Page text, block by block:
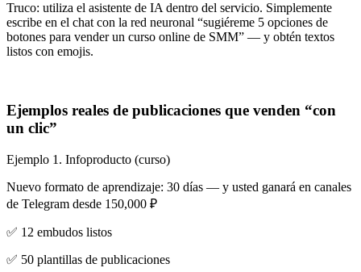
Truco: utiliza el asistente de IA dentro del servicio. Simplemente
escribe en el chat con la red neuronal “sugiéreme 5 opciones de
botones para vender un curso online de SMM” — y obtén textos
listos con emojis.
Ejemplos reales de publicaciones que venden “con
un clic”
Ejemplo 1. Infoproducto (curso)
Nuevo formato de aprendizaje: 30 días — y usted ganará en canales
de Telegram desde 150,000 ₽
✅ 12 embudos listos
✅ 50 plantillas de publicaciones